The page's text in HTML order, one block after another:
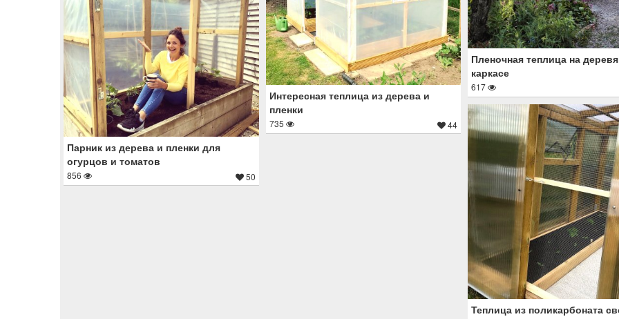
Пленочная теплица на
каркасе
617
Интересная теплица из дерева и
пленки
735 44
Парник из дерева и пленки для
огурцов и томатов
856 50
Теплица из поликарбоната